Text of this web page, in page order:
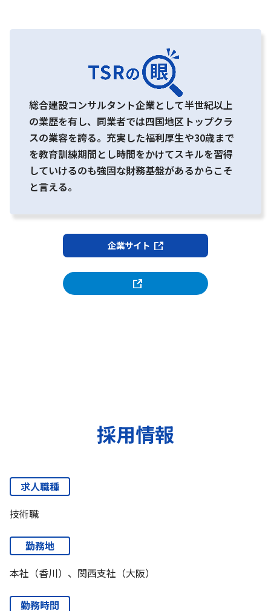
総合建設コンサルタント企業として半世紀以上
の業歴を有し、同業者では四国地区トップクラ
スの業容を誇る。充実した福利厚生や30歳まで
を教育訓練期間とし時間をかけてスキルを習得
していけるのも強固な財務基盤があるからこそ
と言える。
企業サイト
採用情報
求人職種
技術職
勤務地
本社（香川）、関西支社（大阪）
勤務時間